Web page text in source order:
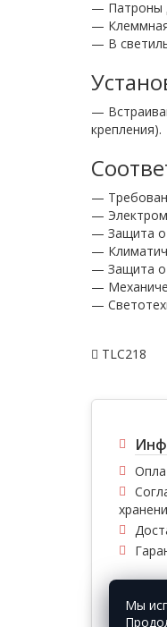
— Патроны
—
— В
—
крепления).
—
—
— Защита
—
— Защита
—
—
TLC218
©
Мы